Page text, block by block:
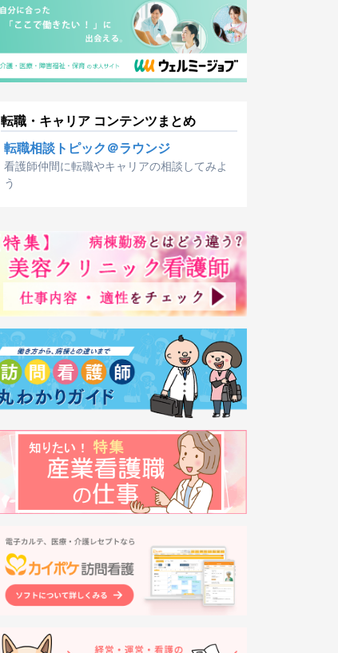
転職・キャリア コンテンツまとめ
転職相談トピック＠ラウンジ
看護師仲間に転職やキャリアの相談してみよ
う